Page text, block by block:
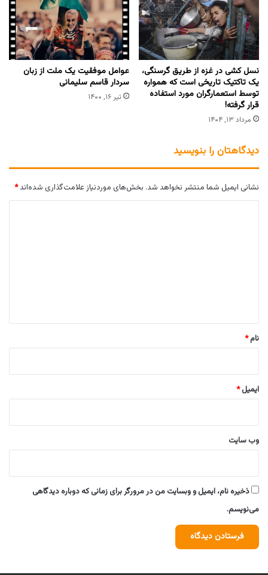
نسل کشی در غزه از طریق گرسنگی،
یک تاکتیک تاریخی است که همواره
توسط استعمارگران مورد استفاده
قرار گرفته!
مرداد ۱۳, ۱۴۰۴
عوامل موفقیت یک ملت از زبان
سردار قاسم سلیمانی
تیر ۱۶, ۱۴۰۰
دیدگاهتان را بنویسید
نشانی ایمیل شما منتشر نخواهد شد. بخش‌های موردنیاز علامت‌گذاری شده‌اند*
نام*
ایمیل*
وب‌ سایت
ذخیره نام، ایمیل و وبسایت من در مرورگر برای زمانی که دوباره دیدگاهی
می‌نویسم.